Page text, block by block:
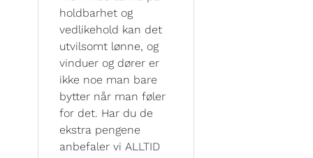
holdbarhet og
vedlikehold kan det
utvilsomt lønne, og
vinduer og dører er
ikke noe man bare
bytter når man føler
for det. Har du de
ekstra pengene
anbefaler vi ALLTID